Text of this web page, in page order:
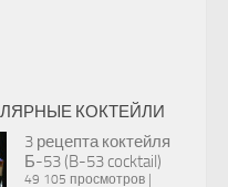
КОКТЕЙЛИ
3 рецепта коктейля
Б-53 (B-53 cocktail)
49 105 просмотров